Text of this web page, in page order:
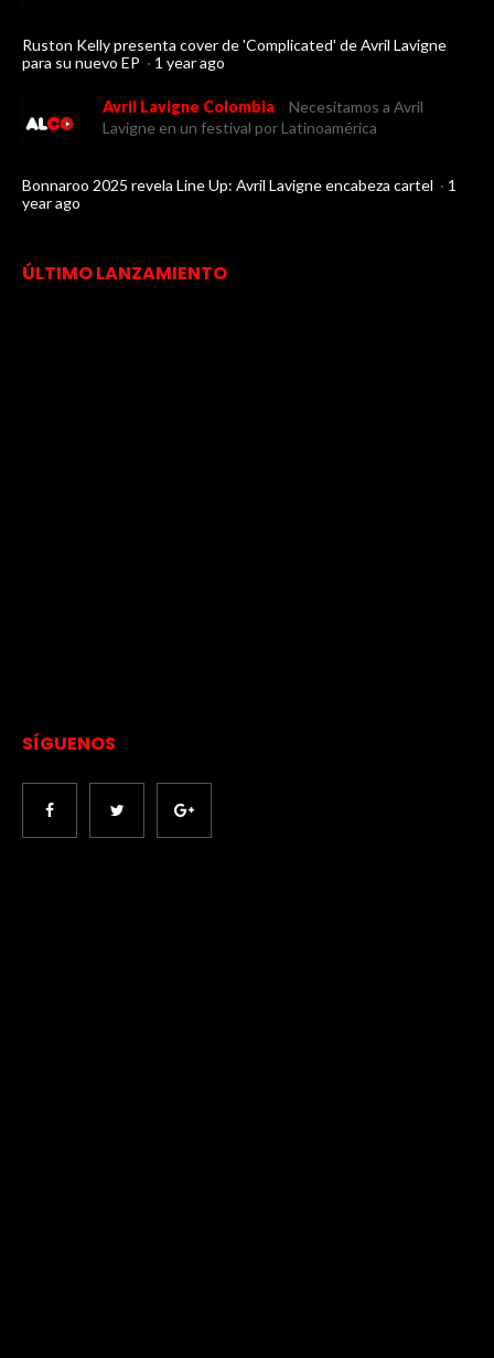
Ruston Kelly presenta cover de 'Complicated' de Avril Lavigne
para su nuevo EP · 1 year ago
Avril Lavigne Colombia
Necesitamos a Avril
Lavigne en un festival por Latinoamérica
Bonnaroo 2025 revela Line Up: Avril Lavigne encabeza cartel · 1
year ago
ÚLTIMO LANZAMIENTO
SÍGUENOS